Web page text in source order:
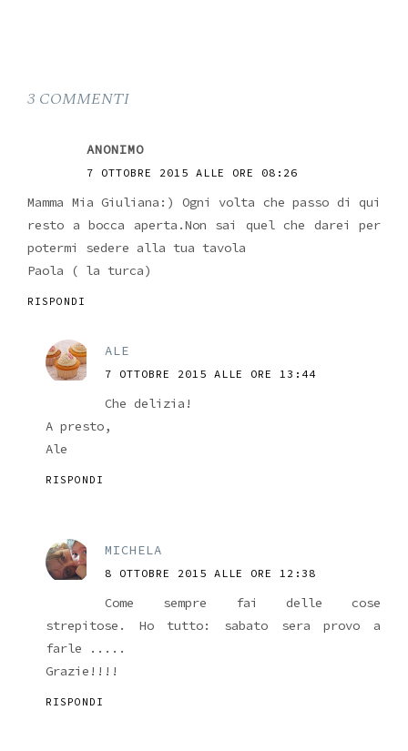
3 COMMENTI
ANONIMO
7 OTTOBRE 2015 ALLE ORE 08:26
Mamma Mia Giuliana:) Ogni volta che passo di qui
resto a bocca aperta.Non sai quel che darei per
potermi sedere alla tua tavola
Paola ( la turca)
RISPONDI
ALE
7 OTTOBRE 2015 ALLE ORE 13:44
Che delizia!
A presto,
Ale
RISPONDI
MICHELA
8 OTTOBRE 2015 ALLE ORE 12:38
Come sempre fai delle cose
strepitose. Ho tutto: sabato sera provo a
farle .....
Grazie!!!!
RISPONDI